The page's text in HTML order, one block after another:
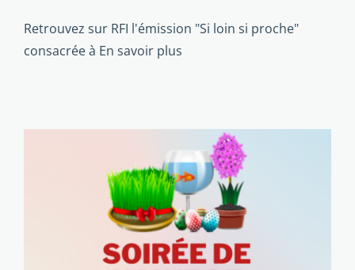
Retrouvez sur RFI l'émission "Si loin si proche"
consacrée à En savoir plus